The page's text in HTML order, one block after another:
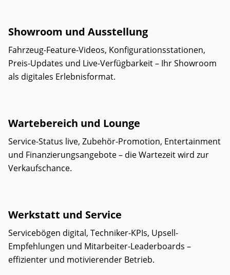
Showroom und Ausstellung
Fahrzeug-Feature-Videos, Konfigurationsstationen,
Preis-Updates und Live-Verfügbarkeit – Ihr Showroom
als digitales Erlebnisformat.
Wartebereich und Lounge
Service-Status live, Zubehör-Promotion, Entertainment
und Finanzierungsangebote – die Wartezeit wird zur
Verkaufschance.
Werkstatt und Service
Servicebögen digital, Techniker-KPIs, Upsell-
Empfehlungen und Mitarbeiter-Leaderboards –
effizienter und motivierender Betrieb.